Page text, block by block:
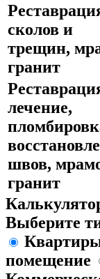
сколов и
трещин,
гранит
лечение,
швов,
гранит
Выберите
помещение